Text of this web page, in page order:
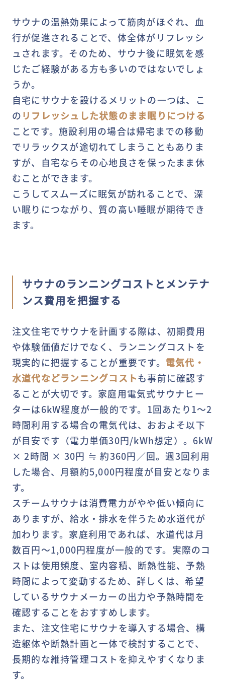
サウナの温熱効果によって筋肉がほぐれ、血
行が促進されることで、体全体がリフレッシ
ュされます。そのため、サウナ後に眠気を感
じたご経験がある方も多いのではないでしょ
うか。
自宅にサウナを設けるメリットの一つは、こ
のリフレッシュした状態のまま眠りにつける
ことです。施設利用の場合は帰宅までの移動
でリラックスが途切れてしまうこともありま
すが、自宅ならその心地良さを保ったまま休
むことができます。
こうしてスムーズに眠気が訪れることで、深
い眠りにつながり、質の高い睡眠が期待でき
ます。
サウナのランニングコストとメンテナ
ンス費用を把握する
注文住宅でサウナを計画する際は、初期費用
や体験価値だけでなく、ランニングコストを
現実的に把握することが重要です。 電気代・
水道代などランニングコストも事前に確認す
ることが大切です。家庭用電気式サウナヒー
ターは6kW程度が一般的です。1回あたり1～2
時間利用する場合の電気代は、おおよそ以下
が目安です（電力単価30円/kWh想定）。6kW
× 2時間 × 30円 ≒ 約360円／回。週3回利用
した場合、月額約5,000円程度が目安となりま
す。
スチームサウナは消費電力がやや低い傾向に
ありますが、給水・排水を伴うため水道代が
加わります。家庭利用であれば、水道代は月
数百円～1,000円程度が一般的です。実際のコ
ストは使用頻度、室内容積、断熱性能、予熱
時間によって変動するため、詳しくは、希望
しているサウナメーカーの出力や予熱時間を
確認することをおすすめします。
また、注文住宅にサウナを導入する場合、構
造躯体や断熱計画と一体で検討することで、
長期的な維持管理コストを抑えやすくなりま
す。